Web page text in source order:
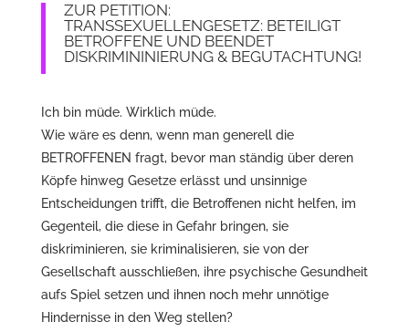
ZUR PETITION:
TRANSSEXUELLENGESETZ: BETEILIGT
BETROFFENE UND BEENDET
DISKRIMININIERUNG & BEGUTACHTUNG!
Ich bin müde. Wirklich müde.
Wie wäre es denn, wenn man generell die
BETROFFENEN fragt, bevor man ständig über deren
Köpfe hinweg Gesetze erlässt und unsinnige
Entscheidungen trifft, die Betroffenen nicht helfen, im
Gegenteil, die diese in Gefahr bringen, sie
diskriminieren, sie kriminalisieren, sie von der
Gesellschaft ausschließen, ihre psychische Gesundheit
aufs Spiel setzen und ihnen noch mehr unnötige
Hindernisse in den Weg stellen?